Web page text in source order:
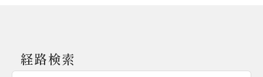
経路検索